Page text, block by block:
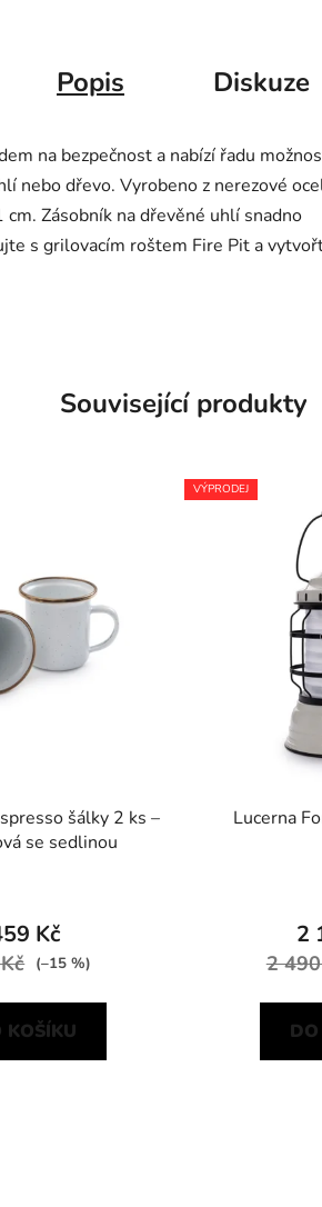
Popis Diskuze
na bezpečnost a nabízí řadu
nebo dřevo. Vyrobeno z nerezové
Zásobník na dřevěné uhlí snadno
s grilovacím roštem Fire Pit a
Související produkty
šálky 2 ks –
se sedlinou
Kč
(–15 %)
KOŠÍKU
VÝPRODEJ
Lucerna
2
2